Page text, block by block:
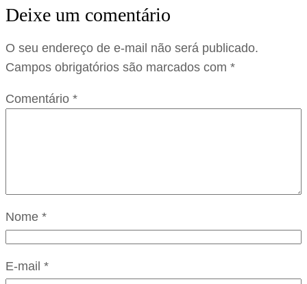
Deixe um comentário
O seu endereço de e-mail não será publicado.
Campos obrigatórios são marcados com *
Comentário *
Nome *
E-mail *